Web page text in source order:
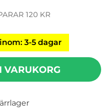
120 KR
3-5 dagar
VARUKORG